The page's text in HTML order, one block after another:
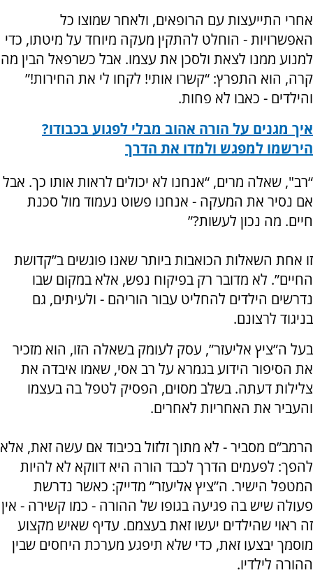
אחרי התייעצות עם הרופאים, ולאחר שמוצו כל
האפשרויות - הוחלט להתקין מעקה מיוחד על מיטתו, כדי
למנוע ממנו לצאת ולסכן את עצמו. אבל כשרפאל הבין מה
קרה, הוא התפרץ: “קשרו אותי! לקחו לי את החירות!”
והילדים - כאבו לא פחות.
איך מגנים על הורה אהוב מבלי לפגוע בכבודו?
הירשמו למפגש ולמדו את הדרך
“רב", שאלה מרים, “אנחנו לא יכולים לראות אותו כך. אבל
אם נסיר את המעקה - אנחנו פשוט נעמוד מול סכנת
חיים. מה נכון לעשות?”
זו אחת השאלות הכואבות ביותר שאנו פוגשים ב”קדושת
החיים”. לא מדובר רק בפיקוח נפש, אלא במקום שבו
נדרשים הילדים להחליט עבור הוריהם - ולעיתים, גם
בניגוד לרצונם.
בעל ה”ציץ אליעזר”, עסק לעומק בשאלה הזו, הוא מזכיר
את הסיפור הידוע בגמרא על רב אסי, שאמו איבדה את
צלילות דעתה. בשלב מסוים, הפסיק לטפל בה בעצמו
והעביר את האחריות לאחרים.
הרמב”ם מסביר - לא מתוך זלזול בכיבוד אם עשה זאת, אלא
להפך: לפעמים הדרך לכבד הורה היא דווקא לא להיות
המטפל הישיר. ה”ציץ אליעזר” מדייק: כאשר נדרשת
פעולה שיש בה פגיעה בגופו של ההורה - כמו קשירה - אין
זה ראוי שהילדים יעשו זאת בעצמם. עדיף שאיש מקצוע
מוסמך יבצעו זאת, כדי שלא תיפגע מערכת היחסים שבין
ההורה לילדיו.